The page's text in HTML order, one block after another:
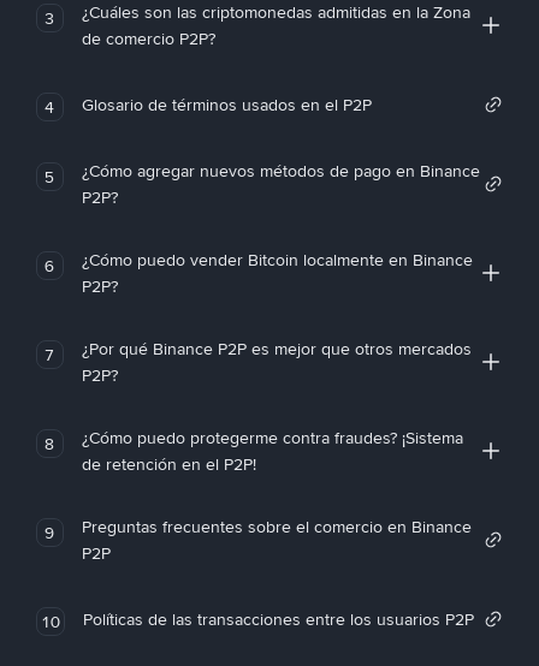
3
¿Cuáles son las criptomonedas admitidas en la Zona
de comercio P2P?
4 Glosario de términos usados en el P2P
5
¿Cómo agregar nuevos métodos de pago en Binance
P2P?
6
¿Cómo puedo vender Bitcoin localmente en Binance
P2P?
7
¿Por qué Binance P2P es mejor que otros mercados
P2P?
8
¿Cómo puedo protegerme contra fraudes? ¡Sistema
de retención en el P2P!
9
Preguntas frecuentes sobre el comercio en Binance
P2P
10 Políticas de las transacciones entre los usuarios P2P